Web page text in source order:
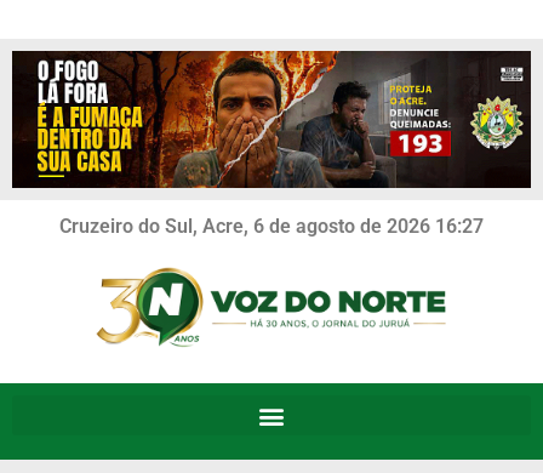
Cruzeiro do Sul, Acre, 6 de agosto de 2026 16:27